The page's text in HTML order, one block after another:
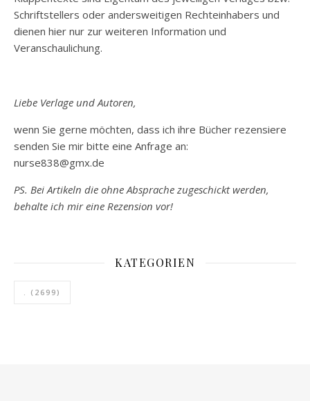
Schriftstellers oder andersweitigen Rechteinhabers und
dienen hier nur zur weiteren Information und
Veranschaulichung.
Liebe Verlage und Autoren,
wenn Sie gerne möchten, dass ich ihre Bücher rezensiere
senden Sie mir bitte eine Anfrage an:
nurse838@gmx.de
PS. Bei Artikeln die ohne Absprache zugeschickt werden,
behalte ich mir eine Rezension vor!
KATEGORIEN
. (2699)